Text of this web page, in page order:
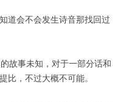
道会不会发生诗音那找回过
故事未知，对于一部分话和
比，不过大概不可能。